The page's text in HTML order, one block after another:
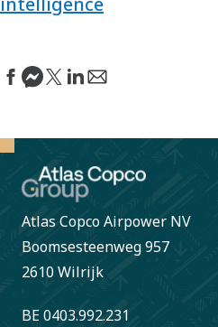
Atlas Copco Airpower NV
Boomsesteenweg 957
2610 Wilrijk
BE 0403.992.231